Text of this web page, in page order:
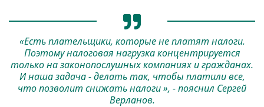
«Есть плательщики, которые не платят налоги.
Поэтому налоговая нагрузка концентрируется
только на законопослушных компаниях и гражданах.
И наша задача - делать так, чтобы платили все,
что позволит снижать налоги », - пояснил Сергей
Верланов.